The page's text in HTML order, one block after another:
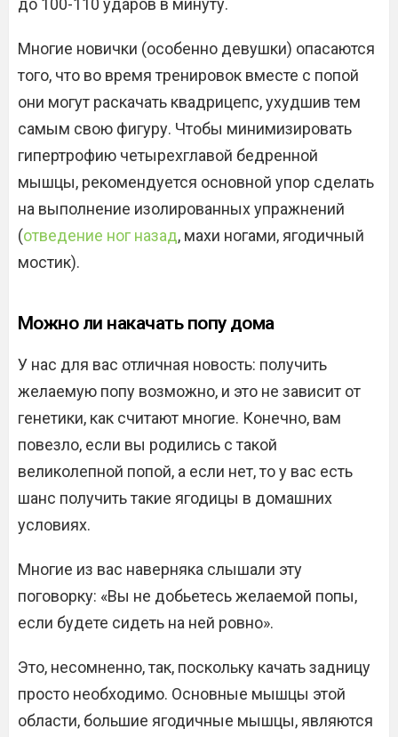
до 100-110 ударов в минуту.
Многие новички (особенно девушки) опасаются
того, что во время тренировок вместе с попой
они могут раскачать квадрицепс, ухудшив тем
самым свою фигуру. Чтобы минимизировать
гипертрофию четырехглавой бедренной
мышцы, рекомендуется основной упор сделать
на выполнение изолированных упражнений
(отведение ног назад, махи ногами, ягодичный
мостик).
Можно ли накачать попу дома
У нас для вас отличная новость: получить
желаемую попу возможно, и это не зависит от
генетики, как считают многие. Конечно, вам
повезло, если вы родились с такой
великолепной попой, а если нет, то у вас есть
шанс получить такие ягодицы в домашних
условиях.
Многие из вас наверняка слышали эту
поговорку: «Вы не добьетесь желаемой попы,
если будете сидеть на ней ровно».
Это, несомненно, так, поскольку качать задницу
просто необходимо. Основные мышцы этой
области, большие ягодичные мышцы, являются